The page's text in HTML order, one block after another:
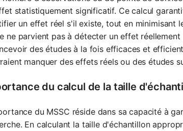
statistiquement significatif. Ce calcul
un effet réel s'il existe, tout en minimisant
ne parvient pas à détecter un effet
des études à la fois efficaces et
manquer des effets réels ou des études
du calcul de la taille
du MSSC réside dans sa capacité à
En calculant la taille d'échantillon